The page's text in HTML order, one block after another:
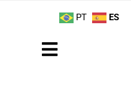
Toggle
PT ES